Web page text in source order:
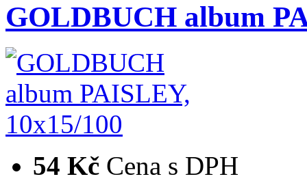
GOLDBUCH album
54 Kč Cena s DPH